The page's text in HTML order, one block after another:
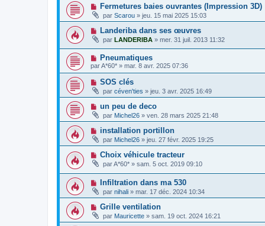
Fermetures baies ouvrantes (Impression 3D)
par Scarou » jeu. 15 mai 2025 15:03
Landeriba dans ses œuvres
par LANDERIBA » mer. 31 juil. 2013 11:32
Pneumatiques
parA*60* » mar. 8 avr. 2025 07:36
SOS clés
par céven'ties » jeu. 3 avr. 2025 16:49
un peu de deco
par Michel26 » ven. 28 mars 2025 21:48
installation portillon
par Michel26 » jeu. 27 févr. 2025 19:25
Choix véhicule tracteur
parA*60* » sam. 5 oct. 2019 09:10
Infiltration dans ma 530
par nihali » mar. 17 déc. 2024 10:34
Grille ventilation
par Mauricette » sam. 19 oct. 2024 16:21